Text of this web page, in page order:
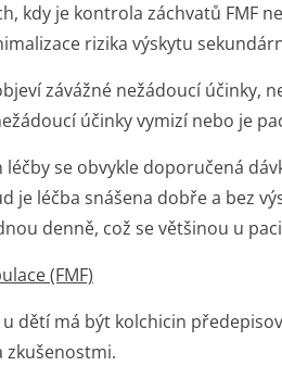
kdy je kontrola záchvatů FMF
rizika výskytu
závážné nežádoucí účinky,
účinky vymizí nebo je
léčby se obvykle doporučená
je léčba snášena dobře a bez
denně, což se většinou u
(FMF)
dětí má být kolchicin
zkušenostmi.